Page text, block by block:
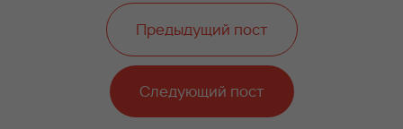
Предыдущий пост
Следующий пост